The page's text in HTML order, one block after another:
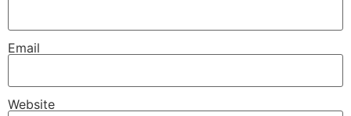
Email
Website